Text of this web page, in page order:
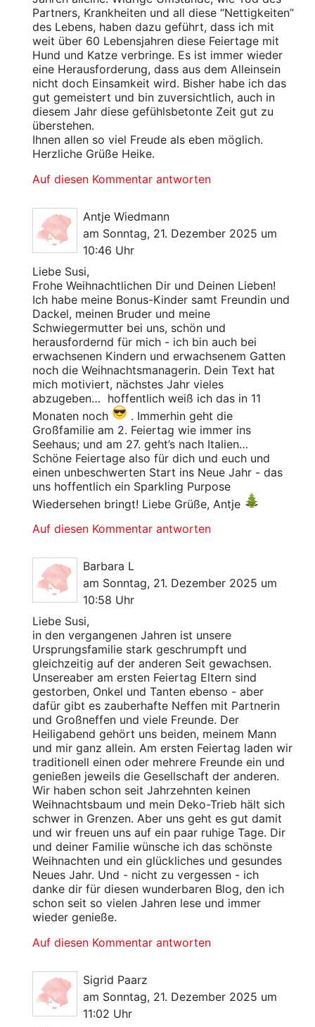
Partners, Krankheiten und all diese “Nettigkeiten”
des Lebens, haben dazu geführt, dass ich mit
weit über 60 Lebensjahren diese Feiertage mit
Hund und Katze verbringe. Es ist immer wieder
eine Herausforderung, dass aus dem Alleinsein
nicht doch Einsamkeit wird. Bisher habe ich das
gut gemeistert und bin zuversichtlich, auch in
diesem Jahr diese gefühlsbetonte Zeit gut zu
überstehen.
Ihnen allen so viel Freude als eben möglich.
Herzliche Grüße Heike.
Auf diesen Kommentar antworten
Antje Wiedmann
am Sonntag, 21. Dezember 2025 um
10:46 Uhr
Liebe Susi,
Frohe Weihnachtlichen Dir und Deinen Lieben!
Ich habe meine Bonus-Kinder samt Freundin und
Dackel, meinen Bruder und meine
Schwiegermutter bei uns, schön und
herausfordernd für mich - ich bin auch bei
erwachsenen Kindern und erwachsenem Gatten
noch die Weihnachtsmanagerin. Dein Text hat
mich motiviert, nächstes Jahr vieles
abzugeben… hoffentlich weiß ich das in 11
Monaten noch
. Immerhin geht die
Großfamilie am 2. Feiertag wie immer ins
Seehaus; und am 27. geht’s nach Italien…
Schöne Feiertage also für dich und euch und
einen unbeschwerten Start ins Neue Jahr - das
uns hoffentlich ein Sparkling Purpose
Wiedersehen bringt! Liebe Grüße, Antje
Auf diesen Kommentar antworten
Barbara L
am Sonntag, 21. Dezember 2025 um
10:58 Uhr
Liebe Susi,
in den vergangenen Jahren ist unsere
Ursprungsfamilie stark geschrumpft und
gleichzeitig auf der anderen Seit gewachsen.
Unsereaber am ersten Feiertag Eltern sind
gestorben, Onkel und Tanten ebenso - aber
dafür gibt es zauberhafte Neffen mit Partnerin
und Großneffen und viele Freunde. Der
Heiligabend gehört uns beiden, meinem Mann
und mir ganz allein. Am ersten Feiertag laden wir
traditionell einen oder mehrere Freunde ein und
genießen jeweils die Gesellschaft der anderen.
Wir haben schon seit Jahrzehnten keinen
Weihnachtsbaum und mein Deko-Trieb hält sich
schwer in Grenzen. Aber uns geht es gut damit
und wir freuen uns auf ein paar ruhige Tage. Dir
und deiner Familie wünsche ich das schönste
Weihnachten und ein glückliches und gesundes
Neues Jahr. Und - nicht zu vergessen - ich
danke dir für diesen wunderbaren Blog, den ich
schon seit so vielen Jahren lese und immer
wieder genieße.
Auf diesen Kommentar antworten
Sigrid Paarz
am Sonntag, 21. Dezember 2025 um
11:02 Uhr